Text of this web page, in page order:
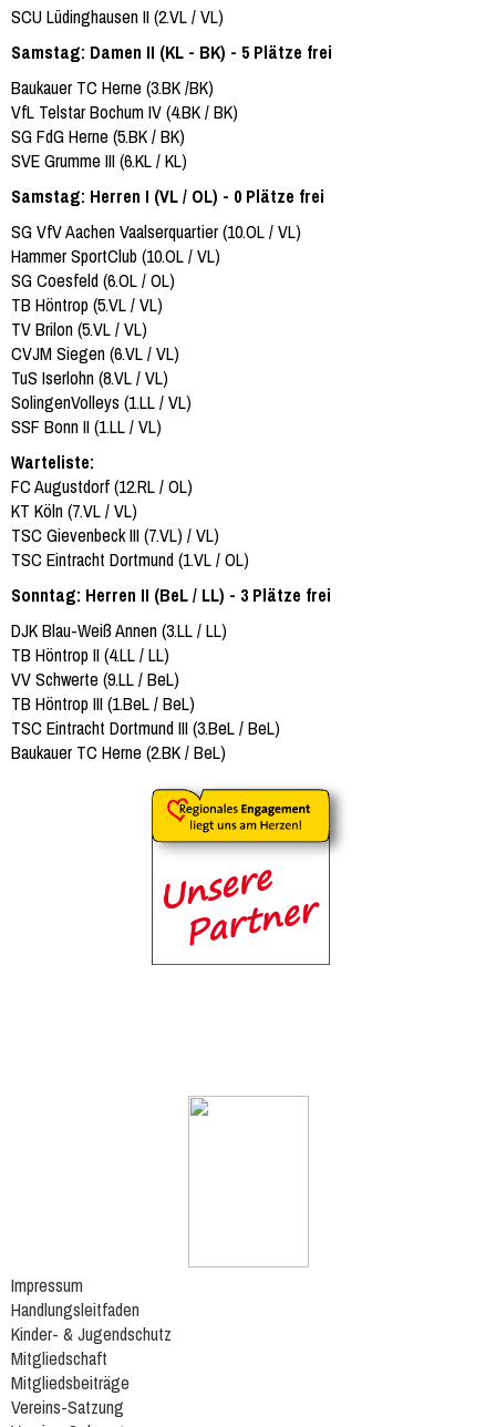
SCU Lüdinghausen II (2.VL / VL)
Samstag: Damen II (KL - BK) - 5 Plätze frei
Baukauer TC Herne (3.BK /BK)
VfL Telstar Bochum IV (4.BK / BK)
SG FdG Herne (5.BK / BK)
SVE Grumme III (6.KL / KL)
Samstag: Herren I (VL / OL) - 0 Plätze frei
SG VfV Aachen Vaalserquartier (10.OL / VL)
Hammer SportClub (10.OL / VL)
SG Coesfeld (6.OL / OL)
TB Höntrop (5.VL / VL)
TV Brilon (5.VL / VL)
CVJM Siegen (6.VL / VL)
TuS Iserlohn (8.VL / VL)
SolingenVolleys (1.LL / VL)
SSF Bonn II (1.LL / VL)
Warteliste:
FC Augustdorf (12.RL / OL)
KT Köln (7.VL / VL)
TSC Gievenbeck III (7.VL) / VL)
TSC Eintracht Dortmund (1.VL / OL)
Sonntag: Herren II (BeL / LL) - 3 Plätze frei
DJK Blau-Weiß Annen (3.LL / LL)
TB Höntrop II (4.LL / LL)
VV Schwerte (9.LL / BeL)
TB Höntrop III (1.BeL / BeL)
TSC Eintracht Dortmund III (3.BeL / BeL)
Baukauer TC Herne (2.BK / BeL)
Impressum
Handlungsleitfaden
Kinder- & Jugendschutz
Mitgliedschaft
Mitgliedsbeiträge
Vereins-Satzung